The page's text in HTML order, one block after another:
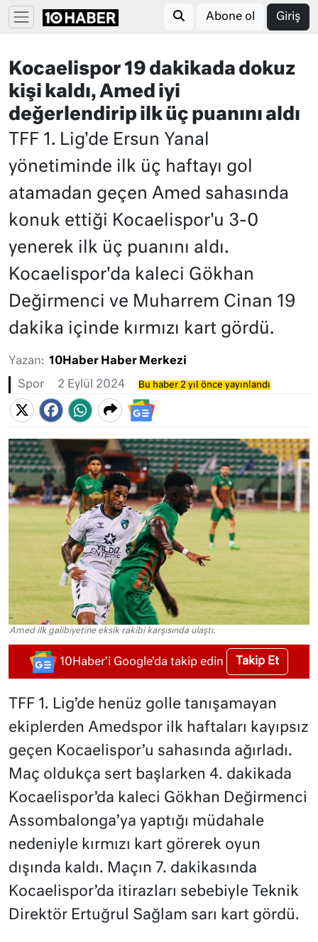
Abone ol Giriş
Kocaelispor 19 dakikada dokuz
kişi kaldı, Amed iyi
değerlendirip ilk üç puanını aldı
TFF 1. Lig'de Ersun Yanal
yönetiminde ilk üç haftayı gol
atamadan geçen Amed sahasında
konuk ettiği Kocaelispor'u 3-0
yenerek ilk üç puanını aldı.
Kocaelispor'da kaleci Gökhan
Değirmenci ve Muharrem Cinan 19
dakika içinde kırmızı kart gördü.
Yazan: 10Haber Haber Merkezi
Spor 2 Eylül 2024 Bu haber 2 yıl önce yayınlandı
Amed ilk galibiyetine eksik rakibi karşısında ulaştı.
10Haber'i Google'da takip edin Takip Et
TFF 1. Lig’de henüz golle tanışamayan
ekiplerden Amedspor ilk haftaları kayıpsız
geçen Kocaelispor’u sahasında ağırladı.
Maç oldukça sert başlarken 4. dakikada
Kocaelispor’da kaleci Gökhan Değirmenci
Assombalonga’ya yaptığı müdahale
nedeniyle kırmızı kart görerek oyun
dışında kaldı. Maçın 7. dakikasında
Kocaelispor’da itirazları sebebiyle Teknik
Direktör Ertuğrul Sağlam sarı kart gördü.